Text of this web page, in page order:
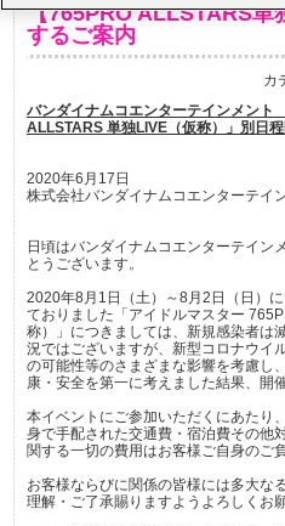
【765PRO ALLSTARS単
するご案内
カ
バンダイナムコエンターテインメン
ALLSTARS 単独LIVE（仮称）」別日
2020年6月17日
株式会社バンダイナムコエンターテイ
日頃はバンダイナムコエンターテイン
とうございます。
2020年8月1日（土）～8月2日（日）
ておりました「アイドルマスター
称）」につきましては、新規感染者は
況ではございますが、新型コロナウイ
の可能性等のさまざまな影響を考慮し
康・安全を第一に考えました結果、開
本イベントにご参加いただくにあたり
身で手配された交通費・宿泊費その他
関する一切の費用はお客様ご自身のご
お客様ならびに関係の皆様には多大な
理解・ご了承賜りますようよろしくお